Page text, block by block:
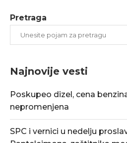
Pretraga
Najnovije vesti
Poskupeo dizel, cena
nepromenjena
SPC i vernici u nedelju